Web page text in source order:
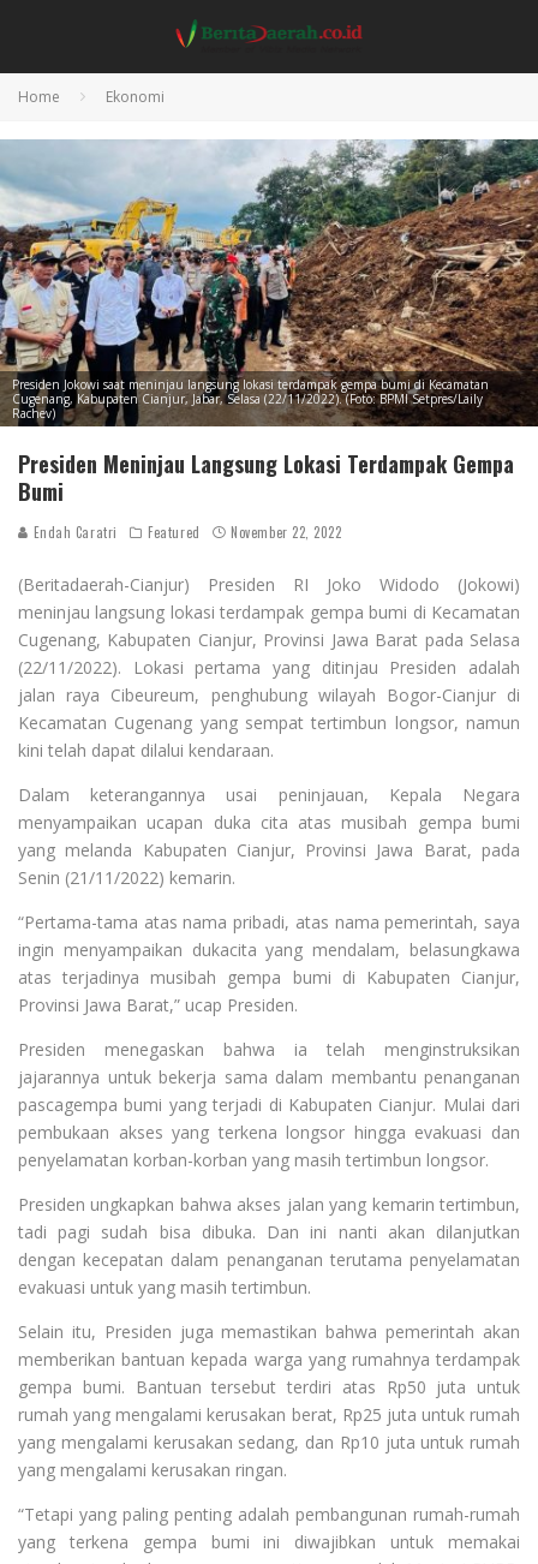
Home Ekonomi
Presiden Jokowi saat meninjau langsung lokasi terdampak gempa bumi di Kecamatan
Cugenang, Kabupaten Cianjur, Jabar, Selasa (22/11/2022). (Foto: BPMI Setpres/Laily
Rachev)
Presiden Meninjau Langsung Lokasi Terdampak Gempa
Bumi
Endah Caratri Featured November 22, 2022
(Beritadaerah-Cianjur) Presiden RI Joko Widodo (Jokowi)
meninjau langsung lokasi terdampak gempa bumi di Kecamatan
Cugenang, Kabupaten Cianjur, Provinsi Jawa Barat pada Selasa
(22/11/2022). Lokasi pertama yang ditinjau Presiden adalah
jalan raya Cibeureum, penghubung wilayah Bogor-Cianjur di
Kecamatan Cugenang yang sempat tertimbun longsor, namun
kini telah dapat dilalui kendaraan.
Dalam keterangannya usai peninjauan, Kepala Negara
menyampaikan ucapan duka cita atas musibah gempa bumi
yang melanda Kabupaten Cianjur, Provinsi Jawa Barat, pada
Senin (21/11/2022) kemarin.
“Pertama-tama atas nama pribadi, atas nama pemerintah, saya
ingin menyampaikan dukacita yang mendalam, belasungkawa
atas terjadinya musibah gempa bumi di Kabupaten Cianjur,
Provinsi Jawa Barat,” ucap Presiden.
Presiden menegaskan bahwa ia telah menginstruksikan
jajarannya untuk bekerja sama dalam membantu penanganan
pascagempa bumi yang terjadi di Kabupaten Cianjur. Mulai dari
pembukaan akses yang terkena longsor hingga evakuasi dan
penyelamatan korban-korban yang masih tertimbun longsor.
Presiden ungkapkan bahwa akses jalan yang kemarin tertimbun,
tadi pagi sudah bisa dibuka. Dan ini nanti akan dilanjutkan
dengan kecepatan dalam penanganan terutama penyelamatan
evakuasi untuk yang masih tertimbun.
Selain itu, Presiden juga memastikan bahwa pemerintah akan
memberikan bantuan kepada warga yang rumahnya terdampak
gempa bumi. Bantuan tersebut terdiri atas Rp50 juta untuk
rumah yang mengalami kerusakan berat, Rp25 juta untuk rumah
yang mengalami kerusakan sedang, dan Rp10 juta untuk rumah
yang mengalami kerusakan ringan.
“Tetapi yang paling penting adalah pembangunan rumah-rumah
yang terkena gempa bumi ini diwajibkan untuk memakai